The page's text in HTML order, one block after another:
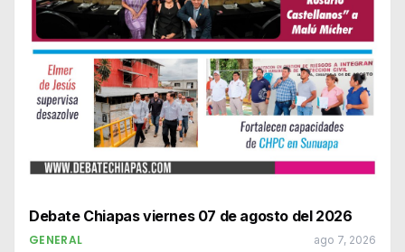
Debate Chiapas viernes 07 de agosto del 2026
GENERAL ago 7, 2026